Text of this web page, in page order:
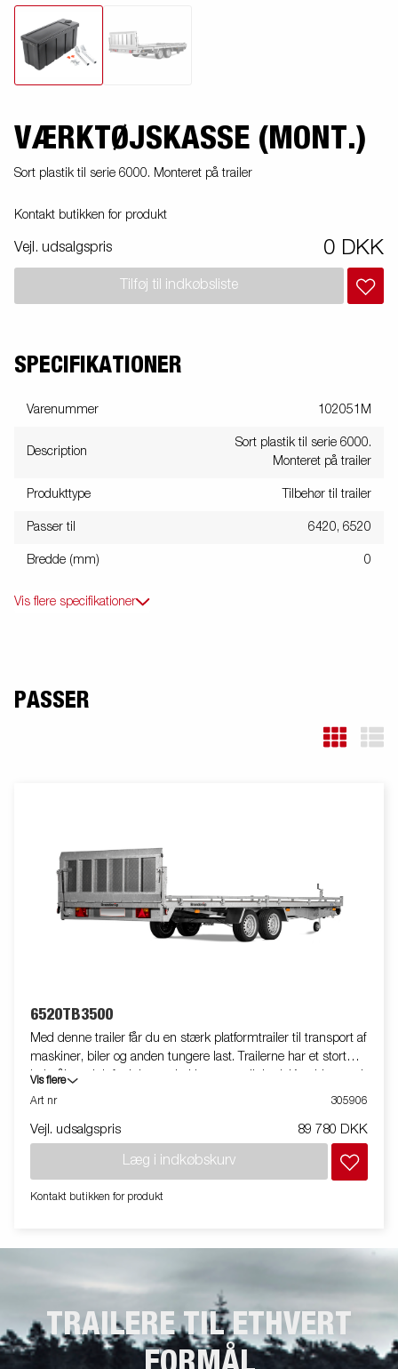
VÆRKTØJSKASSE (MONT.)
Sort plastik til serie 6000. Monteret på trailer
Kontakt butikken for produkt
Vejl. udsalgspris 0 DKK
Tilføj til indkøbsliste
SPECIFIKATIONER
Varenummer 102051M
Description
Sort plastik til serie 6000.
Monteret på trailer
Produkttype Tilbehør til trailer
Passer til 6420, 6520
Bredde (mm) 0
Vis flere specifikationer
PASSER
6520TB3500
Med denne trailer får du en stærk platformtrailer til transport af
maskiner, biler og anden tungere last. Trailerne har et stort
ladmål med tipfunktion og høj brugervenlighed. Kombinerer du
traileren med forskelligt tilbehør, opnår du en yderst fleksibel
og trailerne kan derfor være vist med ekstraudstyr.
Vis flere
Art nr
305906
Vejl. udsalgspris 89 780 DKK
Læg i indkøbskurv
Kontakt butikken for produkt
TRAILERE TIL ETHVERT
FORMÅL